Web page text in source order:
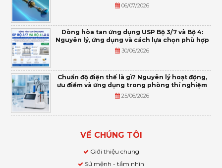
06/07/2026
Dòng hòa tan ứng dụng USP Bộ 3/7 và Bộ 4:
Nguyên lý, ứng dụng và cách lựa chọn phù hợp
30/06/2026
Chuẩn độ điện thế là gì? Nguyên lý hoạt động,
ưu điểm và ứng dụng trong phòng thí nghiệm
25/06/2026
VỀ CHÚNG TÔI
Giới thiệu chung
Sứ mệnh - tầm nhìn